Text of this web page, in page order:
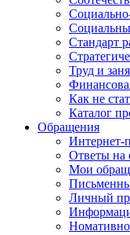
Стандарт
Труд и
Как не
Каталог
Обращения
Интернет-
Ответы на
Мои
Личный